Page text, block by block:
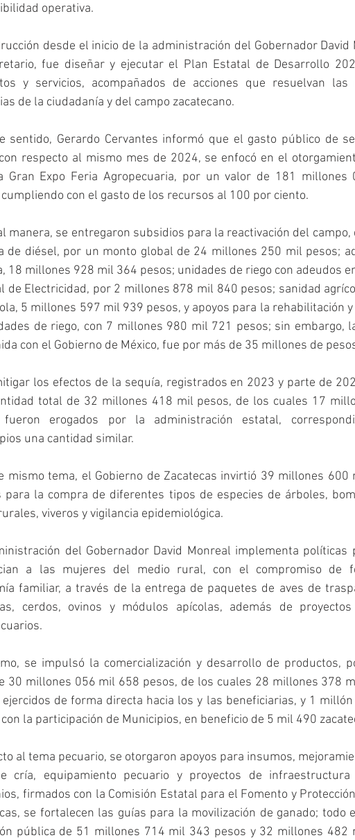
operativa.
desde el inicio de la administración del Gobernador David
fue diseñar y ejecutar el Plan Estatal de Desarrollo
y servicios, acompañados de acciones que resuelvan las
de la ciudadanía y del campo zacatecano.
sentido, Gerardo Cervantes informó que el gasto público de
respecto al mismo mes de 2024, se enfocó en el
Gran Expo Feria Agropecuaria, por un valor de 181 millones
con el gasto de los recursos al 100 por ciento.
manera, se entregaron subsidios para la reactivación del campo,
de diésel, por un monto global de 24 millones 250 mil pesos;
18 millones 928 mil 364 pesos; unidades de riego con adeudos
de Electricidad, por 2 millones 878 mil 840 pesos; sanidad
5 millones 597 mil 939 pesos, y apoyos para la rehabilitación
de riego, con 7 millones 980 mil 721 pesos; sin embargo,
con el Gobierno de México, fue por más de 35 millones de
los efectos de la sequía, registrados en 2023 y parte de
total de 32 millones 418 mil pesos, de los cuales 17
fueron erogados por la administración estatal,
una cantidad similar.
mismo tema, el Gobierno de Zacatecas invirtió 39 millones 600
para la compra de diferentes tipos de especies de árboles,
viveros y vigilancia epidemiológica.
del Gobernador David Monreal implementa políticas
a las mujeres del medio rural, con el compromiso de
familiar, a través de la entrega de paquetes de aves de
cerdos, ovinos y módulos apícolas, además de
se impulsó la comercialización y desarrollo de productos,
30 millones 056 mil 658 pesos, de los cuales 28 millones 378
de forma directa hacia los y las beneficiarias, y 1
la participación de Municipios, en beneficio de 5 mil 490
al tema pecuario, se otorgaron apoyos para insumos,
cría, equipamiento pecuario y proyectos de infraestructura
firmados con la Comisión Estatal para el Fomento y
se fortalecen las guías para la movilización de ganado; todo
pública de 51 millones 714 mil 343 pesos y 32 millones 482